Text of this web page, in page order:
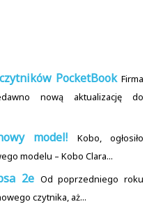
PocketBook Firma
nową aktualizację do
model!
Kobo, ogłosiło
modelu – Kobo Clara...
2e Od poprzedniego roku
czytnika, aż...